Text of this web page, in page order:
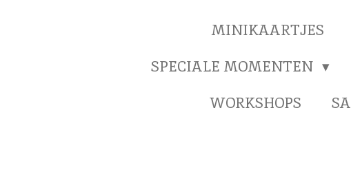
MINIKAARTJES
SPECIALE MOMENTEN
WORKSHOPS